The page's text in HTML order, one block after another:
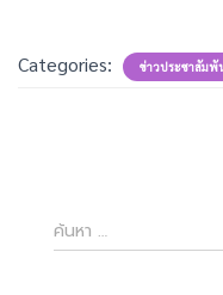
Categories: ข่าวประชาสัมพั
ค้
น
ค้นหา …